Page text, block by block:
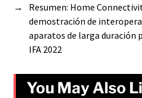
→
Resumen: Home
demostración de
aparatos de larga duración
IFA 2022
You May Also